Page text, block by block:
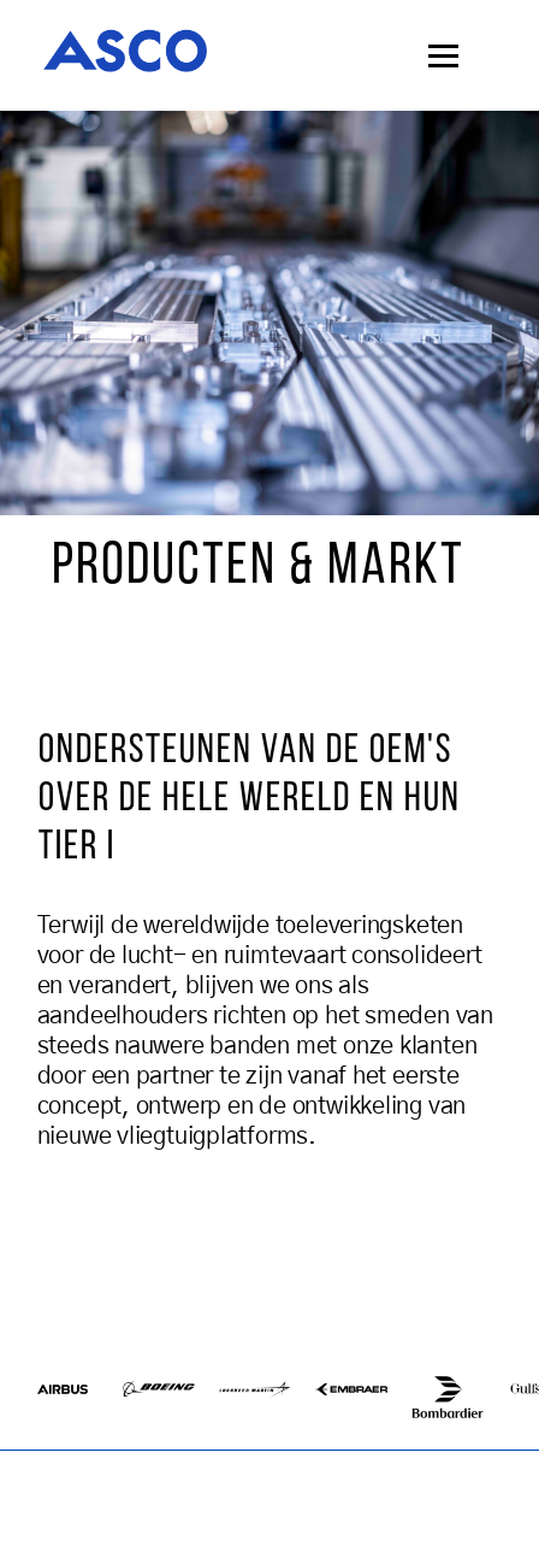
PRODUCTEN & MARKT
ONDERSTEUNEN VAN DE OEM'S
OVER DE HELE WERELD EN HUN
TIER I
Terwijl de wereldwijde toeleveringsketen
voor de lucht- en ruimtevaart consolideert
en verandert, blijven we ons als
aandeelhouders richten op het smeden van
steeds nauwere banden met onze klanten
door een partner te zijn vanaf het eerste
concept, ontwerp en de ontwikkeling van
nieuwe vliegtuigplatforms.